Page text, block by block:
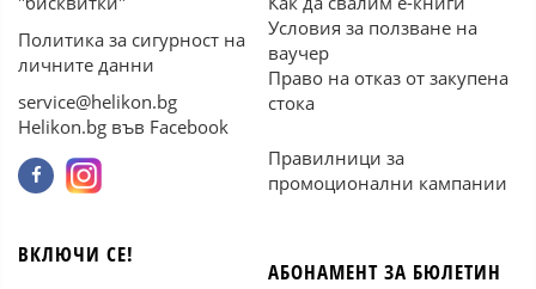
Политика за сигурност на
личните данни
service@helikon.bg
Helikon.bg във Facebook
Условия за ползване на
ваучер
Право на отказ от закупена
стока
Правилници за
промоционални кампании
ВКЛЮЧИ СЕ!
АБОНАМЕНТ ЗА БЮЛЕТИН